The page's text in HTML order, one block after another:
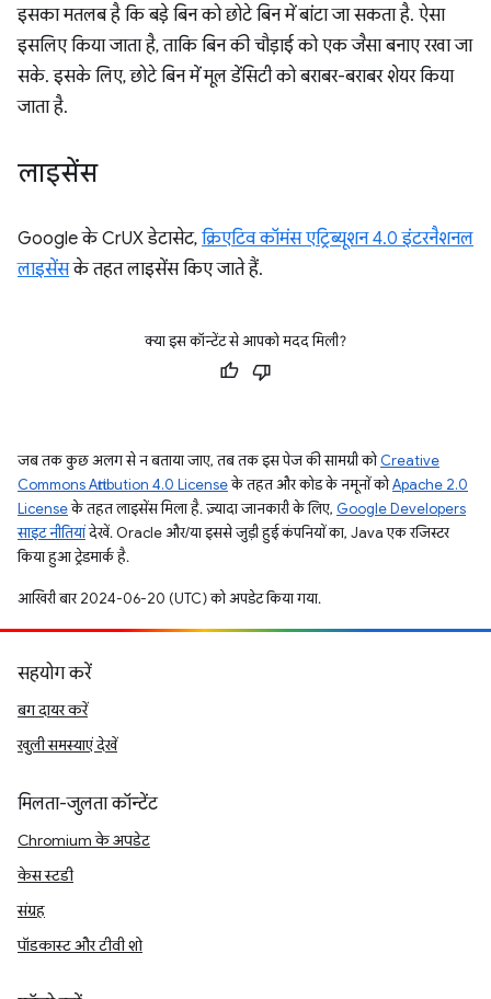
इसका मतलब है कि बड़े बिन को छोटे बिन में बांटा जा सकता है. ऐसा
इसलिए किया जाता है, ताकि बिन की चौड़ाई को एक जैसा बनाए रखा जा
सके. इसके लिए, छोटे बिन में मूल डेंसिटी को बराबर-बराबर शेयर किया
जाता है.
लाइसेंस
Google के CrUX डेटासेट, क्रिएटिव कॉमंस एट्रिब्यूशन 4.0 इंटरनैशनल
लाइसेंसके तहत लाइसेंस किए जाते हैं.
क्या इस कॉन्टेंट से आपको मदद मिली?
जब तक कुछ अलग से न बताया जाए, तब तक इस पेज की सामग्री कोCreative
Commons Attribution 4.0 Licenseके तहत और कोड के नमूनों कोApache 2.0
Licenseके तहत लाइसेंस मिला है. ज़्यादा जानकारी के लिए, Google Developers
साइट नीतियांदेखें. Oracle और/या इससे जुड़ी हुई कंपनियों का, Java एक रजिस्टर
किया हुआ ट्रेडमार्क है.
आखिरी बार 2024-06-20 (UTC) को अपडेट किया गया.
सहयोग करें
बग दायर करें
खुली समस्याएं देखें
मिलता-जुलता कॉन्टेंट
Chromium के अपडेट
केस स्टडी
संग्रह
पॉडकास्ट और टीवी शो